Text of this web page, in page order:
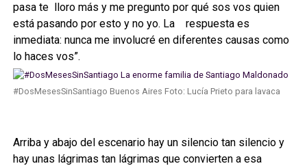
pasa te lloro más y me pregunto por qué sos vos quien
está pasando por esto y no yo. La respuesta es
inmediata: nunca me involucré en diferentes causas como
lo haces vos”.
#DosMesesSinSantiago Buenos Aires Foto: Lucía Prieto para lavaca
Arriba y abajo del escenario hay un silencio tan silencio y
hay unas lágrimas tan lágrimas que convierten a esa